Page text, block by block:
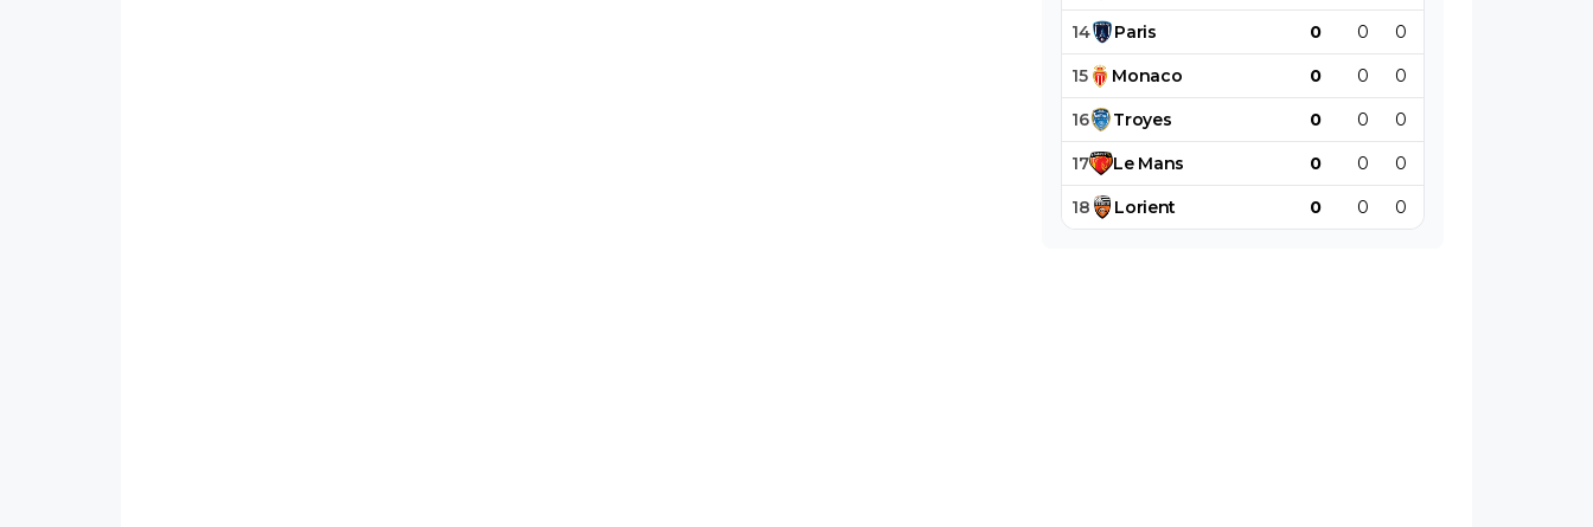
14 Paris 0 0 0
15 Monaco 0 0 0
16 Troyes 0 0 0
17 Le Mans 0 0 0
18 Lorient 0 0 0